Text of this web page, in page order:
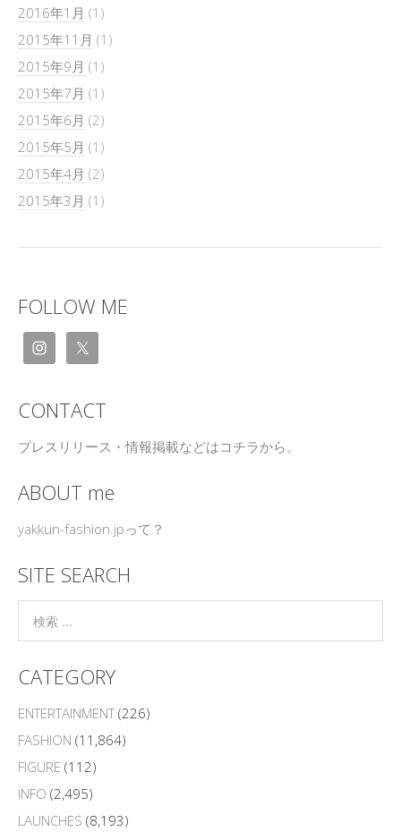
2016年1月 (1)
2015年11月 (1)
2015年9月 (1)
2015年7月 (1)
2015年6月 (2)
2015年5月 (1)
2015年4月 (2)
2015年3月 (1)
FOLLOW ME
CONTACT
プレスリリース・情報掲載などはコチラから。
ABOUT me
yakkun-fashion.jpって？
SITE SEARCH
CATEGORY
ENTERTAINMENT(226)
FASHION (11,864)
FIGURE (112)
INFO (2,495)
LAUNCHES (8,193)